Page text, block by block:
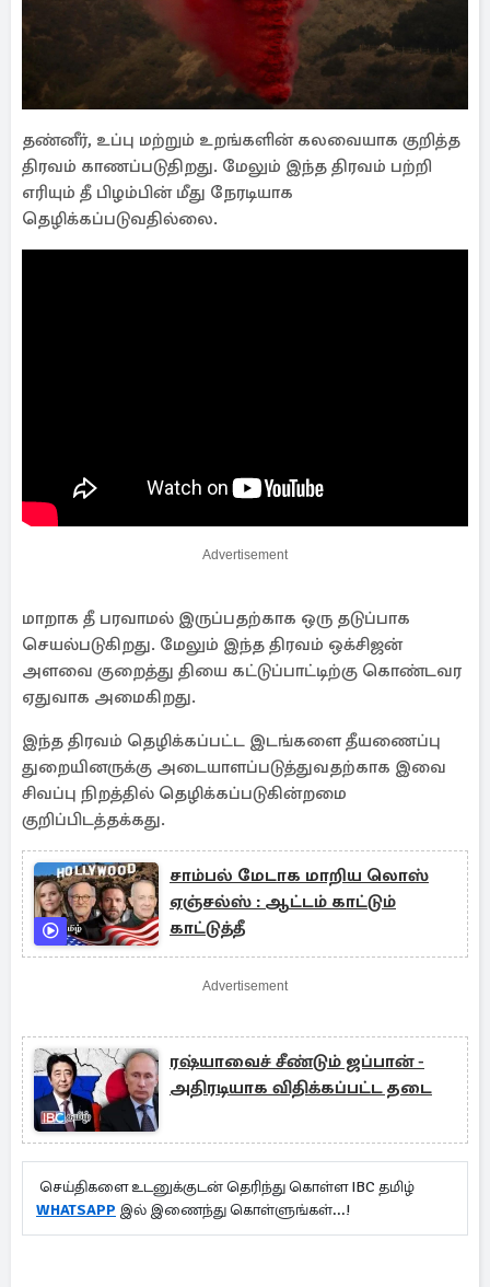
தண்னீர், உப்பு மற்றும் உறங்களின் கலவையாக குறித்த
திரவம் காணப்படுதிறது. மேலும் இந்த திரவம் பற்றி
எரியும் தீ பிழம்பின் மீது நேரடியாக
தெழிக்கப்படுவதில்லை.
Advertisement
மாறாக தீ பரவாமல் இருப்பதற்காக ஒரு தடுப்பாக
செயல்படுகிறது. மேலும் இந்த திரவம் ஒக்சிஜன்
அளவை குறைத்து தியை கட்டுப்பாட்டிற்கு கொண்டவர
ஏதுவாக அமைகிறது.
இந்த திரவம் தெழிக்கப்பட்ட இடங்களை தீயணைப்பு
துறையினருக்கு அடையாளப்படுத்துவதற்காக இவை
சிவப்பு நிறத்தில் தெழிக்கப்படுகின்றமை
குறிப்பிடத்தக்கது.
சாம்பல் மேடாக மாறிய லொஸ்
ஏஞ்சல்ஸ் : ஆட்டம் காட்டும்
காட்டுத்தீ
Advertisement
ரஷ்யாவைச் சீண்டும் ஜப்பான் -
அதிரடியாக விதிக்கப்பட்ட தடை
செய்திகளை உடனுக்குடன் தெரிந்து கொள்ள IBC தமிழ்
WHATSAPP இல் இணைந்து கொள்ளுங்கள்...!